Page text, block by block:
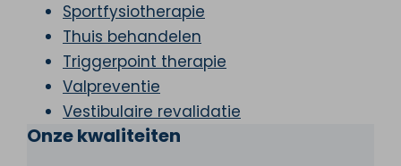
Sportfysiotherapie
Thuis behandelen
Triggerpoint therapie
Valpreventie
Vestibulaire revalidatie
Onze kwaliteiten